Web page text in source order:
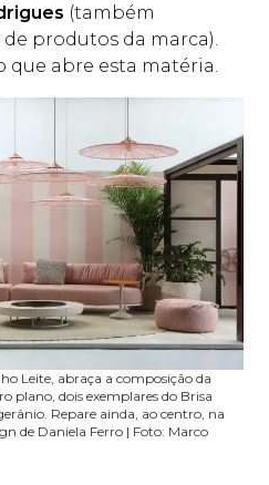
(também
produtos da marca).
que abre esta matéria.
Leite, abraça a composição da
plano, dois exemplares do Brisa
Repare ainda, ao centro, na
de Daniela Ferro | Foto: Marco